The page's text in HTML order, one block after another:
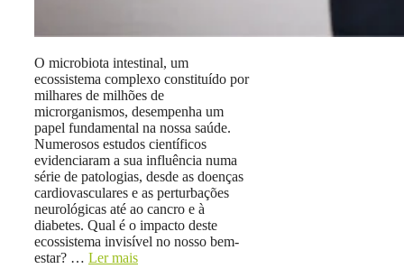
O microbiota intestinal, um
ecossistema complexo constituído por
milhares de milhões de
microrganismos, desempenha um
papel fundamental na nossa saúde.
Numerosos estudos científicos
evidenciaram a sua influência numa
série de patologias, desde as doenças
cardiovasculares e as perturbações
neurológicas até ao cancro e à
diabetes. Qual é o impacto deste
ecossistema invisível no nosso bem-
estar? … Ler mais